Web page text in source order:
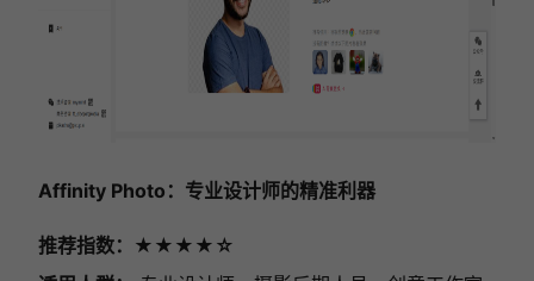
Affinity Photo：专业设计师的精准利器
推荐指数：★★★★☆